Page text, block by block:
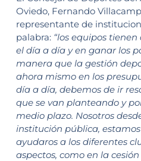
Oviedo, Fernando
representante de
palabra: “los equipos
el día a día y en ganar los
manera que la gestión
ahora mismo en los
día a día, debemos de ir
que se van planteando y
medio plazo. Nosotros
institución pública,
ayudaros a los diferentes
aspectos, como en la